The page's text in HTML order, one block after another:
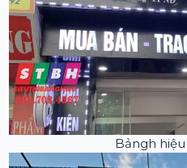
Bảngh